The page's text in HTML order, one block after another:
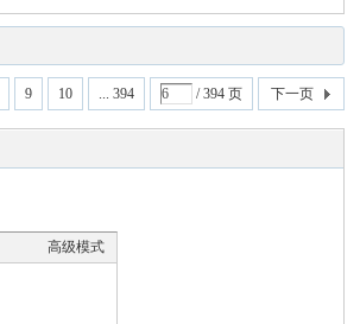
9 10 ... 394 / 394 页 下一页
高级模式